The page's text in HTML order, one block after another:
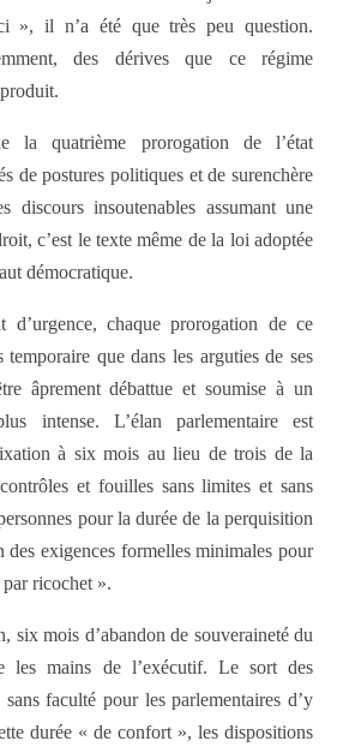
», il n’a été que très peu question.
des dérives que ce régime
la quatrième prorogation de l’état
de postures politiques et de surenchère
discours insoutenables assumant une
c’est le texte même de la loi adoptée
démocratique.
d’urgence, chaque prorogation de ce
que dans les arguties de ses
âprement débattue et soumise à un
intense. L’élan parlementaire est
à six mois au lieu de trois de la
et fouilles sans limites et sans
pour la durée de la perquisition
des exigences formelles minimales pour
ricochet ».
six mois d’abandon de souveraineté du
les mains de l’exécutif. Le sort des
faculté pour les parlementaires d’y
durée « de confort », les dispositions